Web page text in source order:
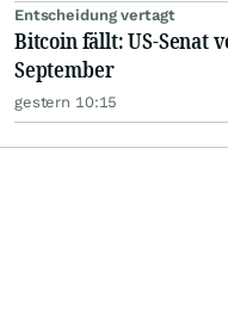
Entscheidung vertagt
Bitcoin fällt: US-Senat
September
gestern 10:15